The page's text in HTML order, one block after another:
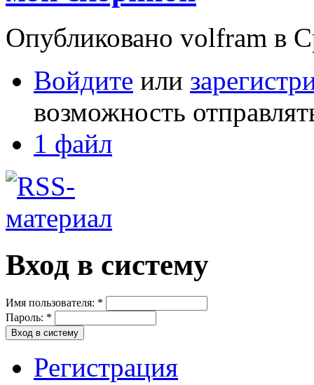
Опубликовано volfram в
Войдите или
возможность
1 файл
Вход в систему
Имя пользователя: *
Пароль: *
Регистрация